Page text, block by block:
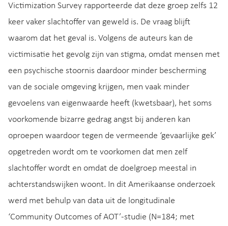
Victimization Survey rapporteerde dat deze groep zelfs 12
keer vaker slachtoffer van geweld is. De vraag blijft
waarom dat het geval is. Volgens de auteurs kan de
victimisatie het gevolg zijn van stigma, omdat mensen met
een psychische stoornis daardoor minder bescherming
van de sociale omgeving krijgen, men vaak minder
gevoelens van eigenwaarde heeft (kwetsbaar), het soms
voorkomende bizarre gedrag angst bij anderen kan
oproepen waardoor tegen de vermeende ‘gevaarlijke gek’
opgetreden wordt om te voorkomen dat men zelf
slachtoffer wordt en omdat de doelgroep meestal in
achterstandswijken woont. In dit Amerikaanse onderzoek
werd met behulp van data uit de longitudinale
‘Community Outcomes of AOT’-studie (N=184; met